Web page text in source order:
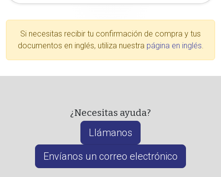
Si necesitas recibir tu confirmación de compra y tus
documentos en inglés, utiliza nuestra página en inglés.
¿Necesitas ayuda?
Llámanos
Envíanos un correo electrónico